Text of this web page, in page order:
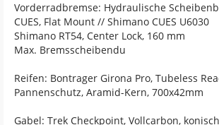
Vorderradbremse: Hydraulische
CUES, Flat Mount // Shimano CUES U6030
Shimano RT54, Center Lock, 160 mm
Max. Bremsscheibendu
Reifen: Bontrager Girona Pro, Tubeless
Pannenschutz, Aramid-Kern, 700x42mm
Gabel: Trek Checkpoint, Vollcarbon,